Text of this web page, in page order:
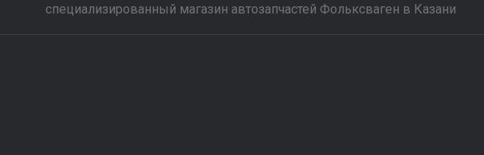
специализированный магазин автозапчастей Фольксваген в Казани